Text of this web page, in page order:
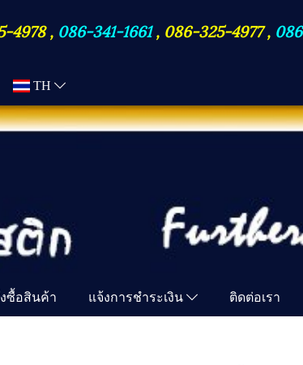
4978, 086-341-1661, 086-325-4977,
TH
ซื้อสินค้า แจ้งการชำระเงิน ติดต่อเรา